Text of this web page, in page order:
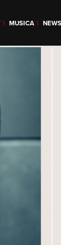
MUSICA NEWS